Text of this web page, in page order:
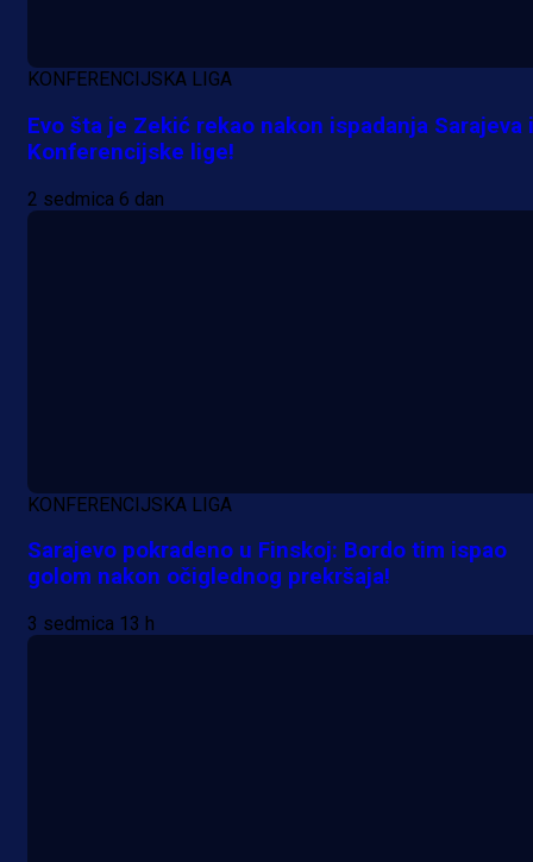
Da li je selektor zadovoljan: Evo
Alajbegovića u Juventus!
KONFERENCIJSKA LIGA
Evo šta je Zekić rekao nakon ispadanja Sarajeva
Konferencijske lige!
2 sedmica 6 dan
KONFERENCIJSKA LIGA
Sarajevo pokradeno u Finskoj: Bordo tim ispao
golom nakon očiglednog prekršaja!
3 sedmica 13 h